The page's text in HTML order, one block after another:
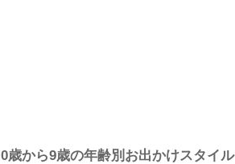
0歳から9歳の年齢別お出かけスタイル